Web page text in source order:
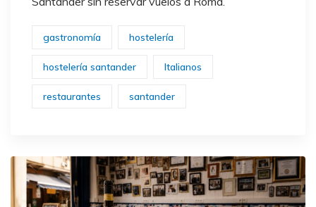
gastronomía hostelería
hostelería santander Italianos
restaurantes santander